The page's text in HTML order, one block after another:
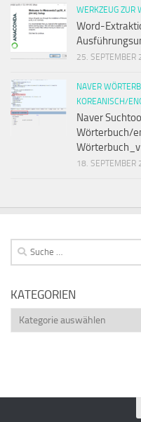
WERKZEUG ZUR
Word-
25. SEPTEMBER
NAVER
KOREANISCH/
Naver
Wörterbuch/
18. SEPTEMBER
Suche
nach:
KATEGORIEN
Kategorien